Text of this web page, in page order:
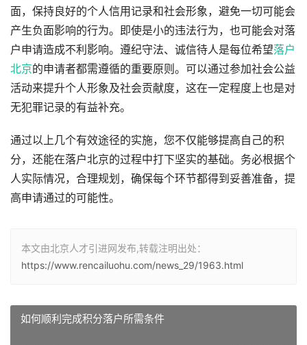
面，保持良好的个人信用记录和社会形象，避免一切可能会
产生负面影响的行为。即使是小的违法行为，也可能会对落
户申请造成不利影响。遵纪守法、诚信待人是每位希望落户
北京的申请者都需遵循的重要原则。可以通过参加社会公益
活动来提升个人形象及社会贡献度，这在一定程度上也是对
无犯罪记录的有益补充。
通过以上几个有效途径的实施，您不仅能够提高自己的积
分，还能在落户北京的过程中打下坚实的基础。务必根据个
人实际情况，合理规划，确保每个环节都得到妥善准备，提
高申请通过的可能性。
本文由北京人才引进网发布,转载注明出处：
https://www.rencailuohu.com/news_29/1963.html
如何顺利完成积分落户所需条件